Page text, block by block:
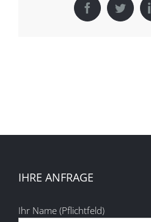
FacebookTwitter
IHRE ANFRAGE
Ihr Name (Pflichtfeld)